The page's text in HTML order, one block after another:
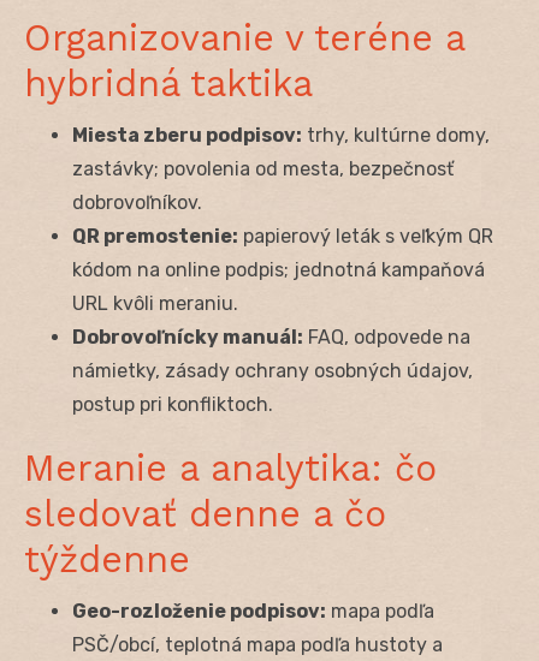
Organizovanie v teréne a
hybridná taktika
Miesta zberu podpisov: trhy, kultúrne domy,
zastávky; povolenia od mesta, bezpečnosť
dobrovoľníkov.
QR premostenie: papierový leták s veľkým QR
kódom na online podpis; jednotná kampaňová
URL kvôli meraniu.
Dobrovoľnícky manuál: FAQ, odpovede na
námietky, zásady ochrany osobných údajov,
postup pri konfliktoch.
Meranie a analytika: čo
sledovať denne a čo
týždenne
Geo-rozloženie podpisov: mapa podľa
PSČ/obcí, teplotná mapa podľa hustoty a